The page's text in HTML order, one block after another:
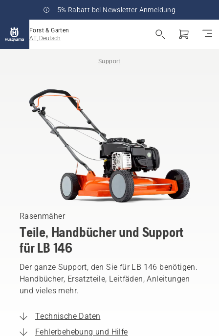
5% Rabatt bei Newsletter Anmeldung
Forst & Garten
AT, Deutsch
Support
Rasenmäher
Teile, Handbücher und Support
für LB 146
Der ganze Support, den Sie für LB 146 benötigen.
Handbücher, Ersatzteile, Leitfäden, Anleitungen
und vieles mehr.
Technische Daten
Fehlerbehebung und Hilfe